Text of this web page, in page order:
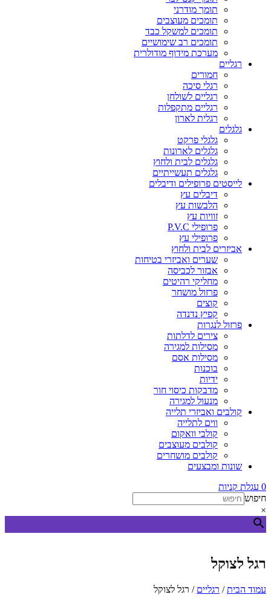
תומך מודרני
תומכים מעוצבים
תומכים למשקל כבד
תומכים רב שימושיים
מערכת מידוף מודולרית
רגליים
חמורים
רגלי סיכה
רגליים לשולחן
רגליים מתקפלות
רגלית לארון
גלגלים
גלגלי פרקט
גלגלים לארונות
גלגלים לבית ולחוץ
גלגלים תעשייתיים
לייסטים פרופילים ודיבלים
דיבלים עץ
הלבשות עץ
זוויות עץ
פרופילי P.V.C
פרופילי עץ
אביזרים לבית ולחוץ
שערים ואביזרי בטיחות
אבזור לכביסה
מחליקי רהיטים
פרזול מושחר
קוצים
קפיץ נדנדה
פרזול לנגרות
צירים לדלתות
מסילות למגירה
מסילות אסם
בוכנות
ידיות
מדבקות כיסוי חור
מנעול למגירה
קולבים ואביזרי תלייה
ווים לתלייה
קולבי וואקום
קולבים מעוצבים
קולבים מושחרים
שונות ומבצעים
0 עגלת קניות
חיפוש
×
רגל לצוקל
עמוד הבית/ רגליים / רגל לצוקל